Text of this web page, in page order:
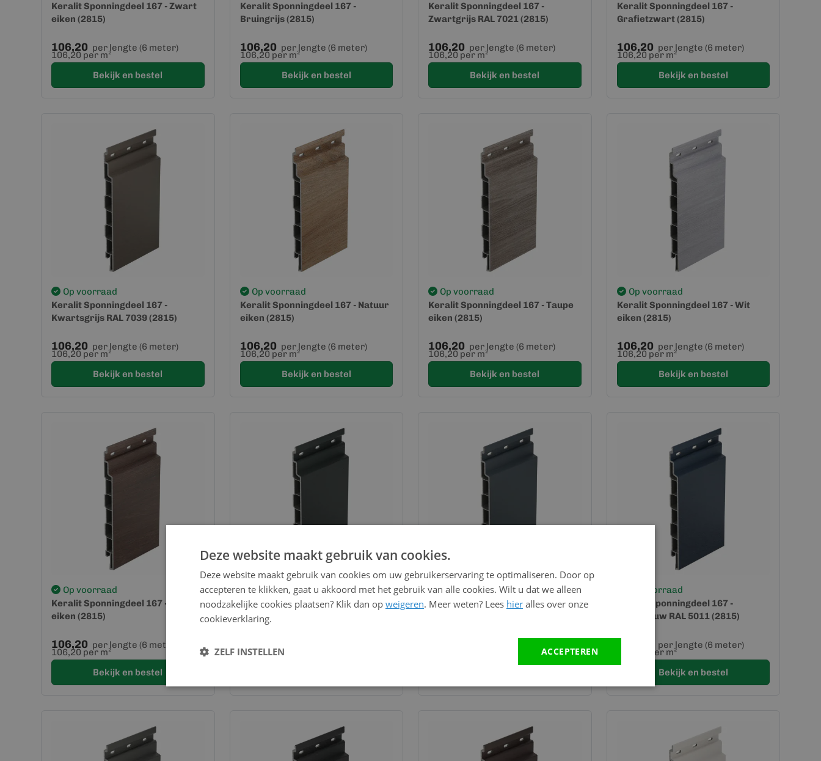
Keralit Sponningdeel 167 - Zwart
eiken (2815)
106,20 per lengte (6 meter)
106,20 per m²
Bekijk en bestel
Keralit Sponningdeel 167 -
Bruingrijs (2815)
106,20 per lengte (6 meter)
106,20 per m²
Bekijk en bestel
Keralit Sponningdeel 167 -
Zwartgrijs RAL 7021 (2815)
106,20 per lengte (6 meter)
106,20 per m²
Bekijk en bestel
Keralit Sponningdeel 167 -
Grafietzwart (2815)
106,20 per lengte (6 meter)
106,20 per m²
Bekijk en bestel
Op voorraad
Keralit Sponningdeel 167 -
Kwartsgrijs RAL 7039 (2815)
106,20 per lengte (6 meter)
106,20 per m²
Bekijk en bestel
Op voorraad
Keralit Sponningdeel 167 - Natuur
eiken (2815)
106,20 per lengte (6 meter)
106,20 per m²
Bekijk en bestel
Op voorraad
Keralit Sponningdeel 167 - Taupe
eiken (2815)
106,20 per lengte (6 meter)
106,20 per m²
Bekijk en bestel
Op voorraad
Keralit Sponningdeel 167 - Wit
eiken (2815)
106,20 per lengte (6 meter)
106,20 per m²
Bekijk en bestel
Op voorraad
Keralit Sponningdeel 167 - Bruin
eiken (2815)
106,20 per lengte (6 meter)
106,20 per m²
Bekijk en bestel
Op voorraad
Keralit Sponningdeel 167 -
Monumentengroen (2815)
106,20 per m²
Op voorraad
Keralit Sponningdeel 167 -
Op voorraad
Keralit Sponningdeel 167 -
Staalblauw RAL 5011 (2815)
per lengte (6 meter)
106,20 per m²
Bekijk en bestel
Deze website maakt gebruik van cookies.
Deze website maakt gebruik van cookies om uw gebruikerservaring te optimaliseren. Door op
accepteren te klikken, gaat u akkoord met het gebruik van alle cookies. Wilt u dat we alleen
noodzakelijke cookies plaatsen? Klik dan op weigeren. Meer weten? Lees hier alles over onze
cookieverklaring.
ACCEPTEREN
ZELF INSTELLEN